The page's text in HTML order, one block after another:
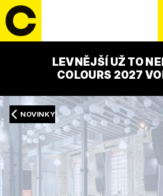
LEVNĚJŠÍ UŽ TO
COLOURS 2027
NOVINKY